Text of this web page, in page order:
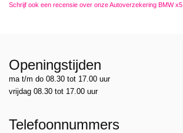
Schrijf ook een recensie over onze Autoverzekering BMW x5
Openingstijden
ma t/m do 08.30 tot 17.00 uur
vrijdag 08.30 tot 17.00 uur
Telefoonnummers